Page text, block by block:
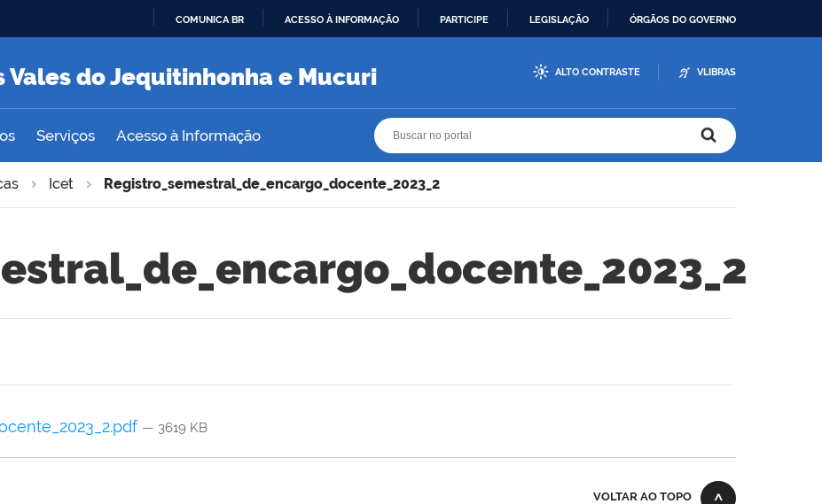
O
COMUNICA BR ACESSO À INFORMAÇÃO PARTICIPE LEGISLAÇÃO ÓRGÃOS DO GOVERNO
do Jequitinhonha e Mucuri ALTO CONTRASTE VLIBRAS
Serviços Acesso à Informação
Icet Registro_semestral_de_encargo_docente_2023_2
— 3619 KB
VOLTAR AO TOPO